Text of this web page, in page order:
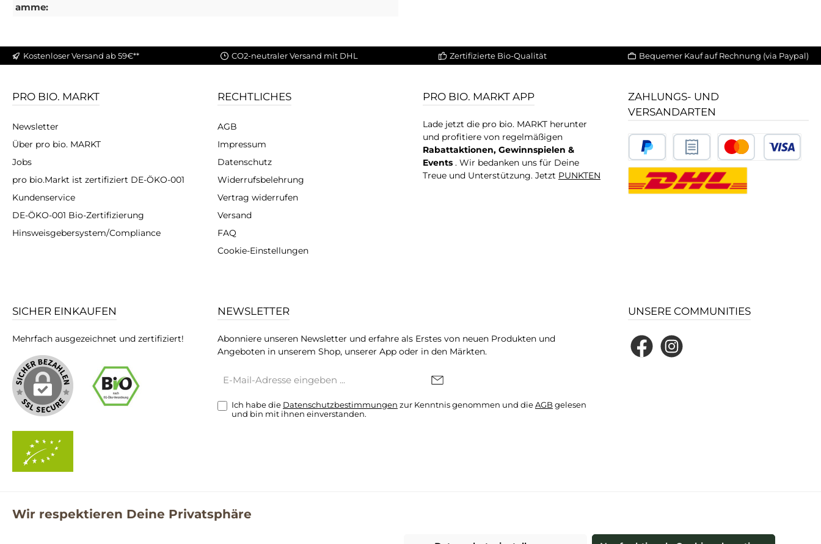
amme:
Kostenloser Versand ab 59€** CO2-neutraler Versand mit DHL Zertifizierte Bio-Qualität Bequemer Kauf auf Rechnung (via Paypal)
PRO BIO. MARKT
Newsletter
Über pro bio. MARKT
Jobs
pro bio.Markt ist zertifiziert DE-ÖKO-001
Kundenservice
DE-ÖKO-001 Bio-Zertifizierung
Hinsweisgebersystem/Compliance
RECHTLICHES
AGB
Impressum
Datenschutz
Widerrufsbelehrung
Vertrag widerrufen
Versand
FAQ
Cookie-Einstellungen
PRO BIO. MARKT APP
Lade jetzt die pro bio. MARKT herunter
und profitiere von regelmäßigen
Rabattaktionen, Gewinnspielen &
Events . Wir bedanken uns für Deine
Treue und Unterstützung. Jetzt PUNKTEN
ZAHLUNGS- UND
VERSANDARTEN
SICHER EINKAUFEN
Mehrfach ausgezeichnet und zertifiziert!
NEWSLETTER
Abonniere unseren Newsletter und erfahre als Erstes von neuen Produkten und
Angeboten in unserem Shop, unserer App oder in den Märkten.
Mail-
Ich habe die Datenschutzbestimmungen zur Kenntnis genommen und dieAGBgelesen
und bin mit ihnen einverstanden.
UNSERE COMMUNITIES
FacebookInstagram
und ggf. Nachnahmegebühren, wenn nicht anders angegeben.
Wir respektieren Deine Privatsphäre